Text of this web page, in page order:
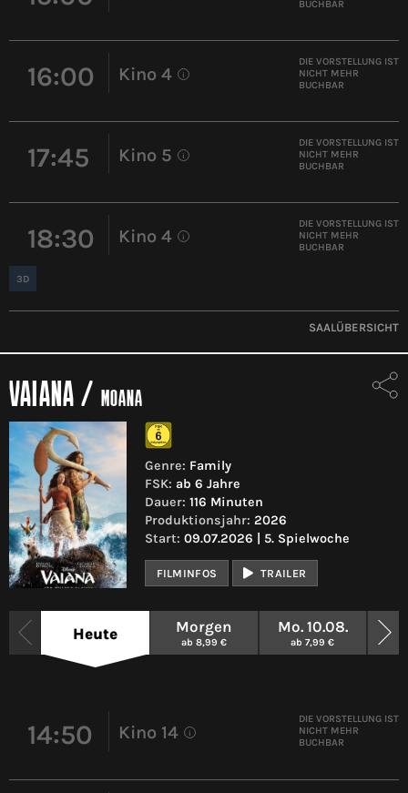
BUCHBAR
16:00 Kino 4 i
DIE VORSTELLUNG IST
NICHT MEHR
BUCHBAR
17:45 Kino 5 i
DIE VORSTELLUNG IST
NICHT MEHR
BUCHBAR
18:30 Kino 4 i
3D
DIE VORSTELLUNG IST
NICHT MEHR
BUCHBAR
SAALÜBERSICHT
VAIANA / MOANA
Genre: Family
FSK: ab 6 Jahre
Dauer: 116 Minuten
Produktionsjahr: 2026
Start: 09.07.2026 | 5. Spielwoche
FILMINFOS TRAILER
Heute Morgen
ab 8,99 €
Mo. 10.08.
ab 7,99 €
14:50 Kino 14 i
DIE VORSTELLUNG IST
NICHT MEHR
BUCHBAR